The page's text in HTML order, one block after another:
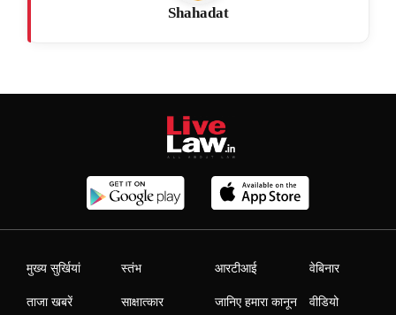
Shahadat
मुख्य सुर्खियां
ताजा खबरें
स्तंभ
साक्षात्कार
आरटीआई
जानिए हमारा कानून
वेबिनार
वीडियो